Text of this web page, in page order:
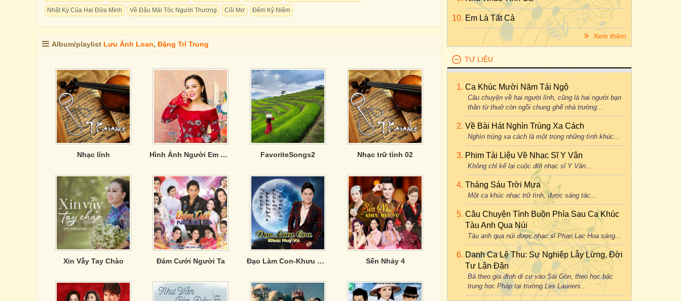
Nhật Ký Của Hai Đứa Mình
Về Đâu Mái Tóc Người Thương Cõi Mơ Đêm Kỷ Niệm
Album/playlist Lưu Ánh Loan, Đặng Trí Trung
Nhạc lính Hình Ảnh Người Em Không Đợi - Lưu Ánh Loan FavoriteSongs2 Nhạc trữ tình 02
Xin Vẫy Tay Chào Đám Cưới Người Ta Đạo Làm Con-Khưu Huy Vũ Sến Nhảy 4
Em Là Tất Cả
Xem thêm
TƯ LIỆU
Ca Khúc Mười Năm Tái Ngộ
Câu chuyện về hai người lính, cũng là hai người bạn
thân từ thuở còn ngồi chung ghế nhà trường...
Về Bài Hát Nghìn Trùng Xa Cách
Nghìn trùng xa cách là một trong những tình khúc...
Phim Tài Liệu Về Nhạc Sĩ Y Vân
Không chỉ kể lại cuộc đời nhạc sĩ Y Vân...
Tháng Sáu Trời Mưa
Một ca khúc nhạc trữ tình, được sáng tác...
Câu Chuyện Tình Buồn Phía Sau Ca Khúc
Tàu Anh Qua Núi
Tàu anh qua núi được nhạc sĩ Phan Lạc Hoa sáng...
Danh Ca Lệ Thu: Sự Nghiệp Lẫy Lừng, Đời
Tư Lận Đận
Bà theo gia đình di cư vào Sài Gòn, theo học bậc
trung học Pháp tại trường Les Lauriers...